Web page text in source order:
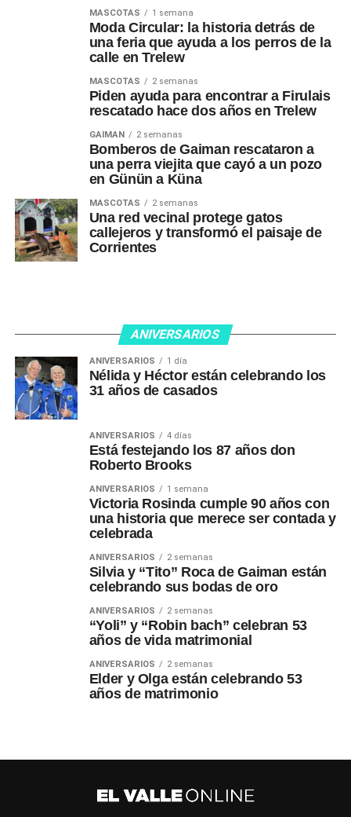
MASCOTAS 1 semana
Moda Circular: la historia detrás de
una feria que ayuda a los perros de la
calle en Trelew
MASCOTAS 2 semanas
Piden ayuda para encontrar a Firulais
rescatado hace dos años en Trelew
GAIMAN 2 semanas
Bomberos de Gaiman rescataron a
una perra viejita que cayó a un pozo
en Günün a Küna
MASCOTAS 2 semanas
Una red vecinal protege gatos
callejeros y transformó el paisaje de
Corrientes
ANIVERSARIOS
ANIVERSARIOS 1 día
Nélida y Héctor están celebrando los
31 años de casados
ANIVERSARIOS 4 días
Está festejando los 87 años don
Roberto Brooks
ANIVERSARIOS 1 semana
Victoria Rosinda cumple 90 años con
una historia que merece ser contada y
celebrada
ANIVERSARIOS 2 semanas
Silvia y “Tito” Roca de Gaiman están
celebrando sus bodas de oro
ANIVERSARIOS 2 semanas
“Yoli” y “Robin bach” celebran 53
años de vida matrimonial
ANIVERSARIOS 2 semanas
Elder y Olga están celebrando 53
años de matrimonio